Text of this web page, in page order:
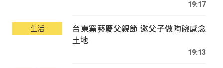
19:17
生活
台東窯藝慶父親節 邀父子做陶碗感念
土地
19:13